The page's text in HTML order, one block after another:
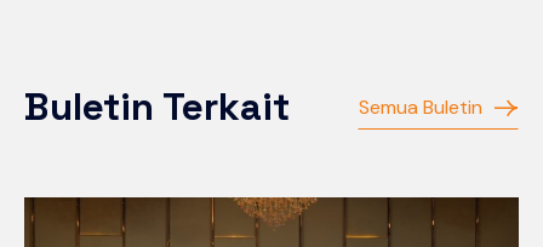
Buletin Terkait Semua Buletin